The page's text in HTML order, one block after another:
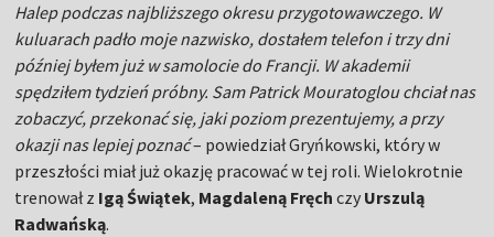
Halep podczas najbliższego okresu przygotowawczego. W
kuluarach padło moje nazwisko, dostałem telefon i trzy dni
później byłem już w samolocie do Francji. W akademii
spędziłem tydzień próbny. Sam Patrick Mouratoglou chciał nas
zobaczyć, przekonać się, jaki poziom prezentujemy, a przy
okazji nas lepiej poznać– powiedział Gryńkowski, który w
przeszłości miał już okazję pracować w tej roli. Wielokrotnie
trenował z Igą Świątek, Magdaleną Fręch czy Urszulą
Radwańską.